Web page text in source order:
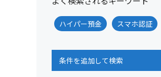
ハイパー預金 スマホ認証
条件を追加して検索